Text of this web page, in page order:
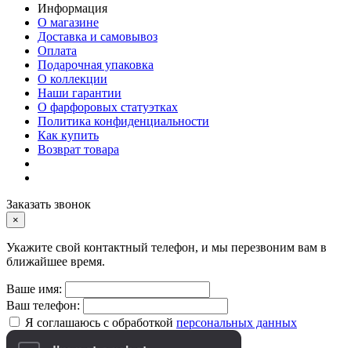
Информация
О магазине
Доставка и самовывоз
Оплата
Подарочная упаковка
О коллекции
Наши гарантии
О фарфоровых статуэтках
Политика конфиденциальности
Как купить
Возврат товара
Заказать звонок
×
Укажите свой контактный телефон, и мы перезвоним вам в
ближайшее время.
Ваше имя:
Ваш телефон:
Я соглашаюсь с обработкой персональных данных